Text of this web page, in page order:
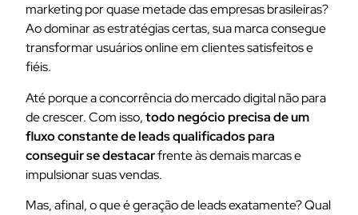
marketing por quase metade das empresas brasileiras?
Ao dominar as estratégias certas, sua marca consegue
transformar usuários online em clientes satisfeitos e
fiéis.
Até porque a concorrência do mercado digital não para
de crescer. Com isso,todo negócio precisa de um
fluxo constante de leads qualificados para
conseguir se destacarfrente às demais marcas e
impulsionar suas vendas.
Mas, afinal, o que é geração de leads exatamente? Qual